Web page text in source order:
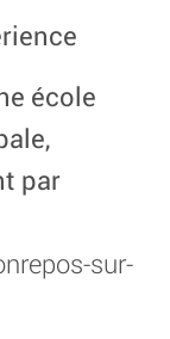
école
par
sur-